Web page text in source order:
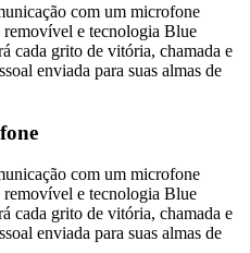
com um microfone
e tecnologia Blue
cada grito de vitória, chamada e
enviada para suas almas de
com um microfone
e tecnologia Blue
cada grito de vitória, chamada e
enviada para suas almas de